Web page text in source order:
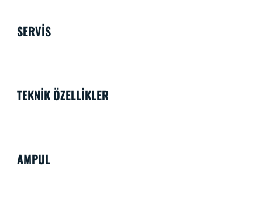
SERVIS
TEKNIK ÖZELLIKLER
AMPUL